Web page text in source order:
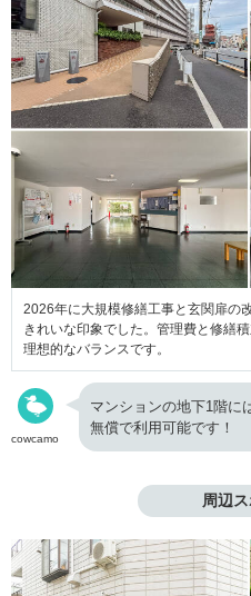
2026年に大規模修繕工事と玄関扉の
きれいな印象でした。管理費と修繕
理想的なバランスです。
cowcamo
マンションの地下1階に
無償で利用可能です！
周辺